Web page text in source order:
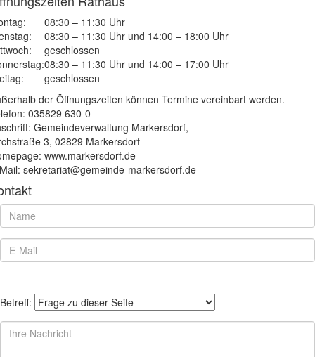
08:30 – 11:30 Uhr
08:30 – 11:30 Uhr und 14:00 – 18:00 Uhr
geschlossen
08:30 – 11:30 Uhr und 14:00 – 17:00 Uhr
geschlossen
der Öffnungszeiten können Termine vereinbart werden.
035829 630-0
Gemeindeverwaltung Markersdorf,
3, 02829 Markersdorf
www.markersdorf.de
sekretariat@gemeinde-markersdorf.de
Betreff: